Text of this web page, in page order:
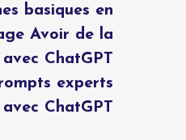
basiques en
Avoir de la
ChatGPT
experts
avec ChatGPT